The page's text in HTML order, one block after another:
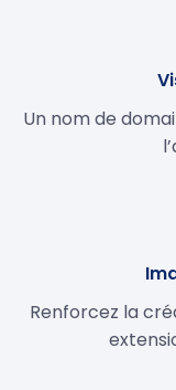
Un nom de
Renforcez la